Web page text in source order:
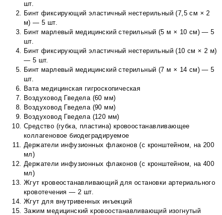
шт.
Бинт фиксирующий эластичный нестерильный (7,5 см × 2
м) — 5 шт.
Бинт марлевый медицинский стерильный (5 м × 10 см) — 5
шт.
Бинт фиксирующий эластичный нестерильный (10 см × 2 м)
— 5 шт.
Бинт марлевый медицинский стерильный (7 м × 14 см) — 5
шт.
Вата медицинская гигроскопическая
Воздуховод Гведела (60 мм)
Воздуховод Гведела (90 мм)
Воздуховод Гведела (120 мм)
Средство (губка, пластина) кровоостанавливающее
коллагеновое биодеградируемое
Держатели инфузионных флаконов (с кронштейном, на 200
мл)
Держатели инфузионных флаконов (с кронштейном, на 400
мл)
Жгут кровеостанавливающий для остановки артериального
кровотечения — 2 шт.
Жгут для внутривенных инъекций
Зажим медицинский кровоостанавливающий изогнутый